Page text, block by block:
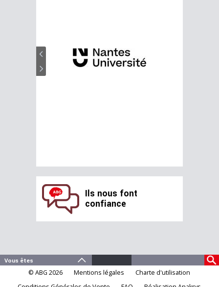
Ils nous font
confiance
© ABG 2026 Mentions légales
Charte d'utilisation